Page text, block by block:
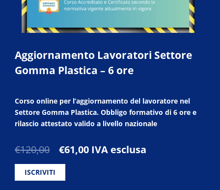
Aggiornamento Lavoratori Settore
Gomma Plastica – 6 ore
Corso online per l’aggiornamento del lavoratore nel
Settore Gomma Plastica. Obbligo formativo di 6 ore e
rilascio attestato valido a livello nazionale
€120,00
Il
era:
€61,00IlIVA esclusa
ISCRIVITI